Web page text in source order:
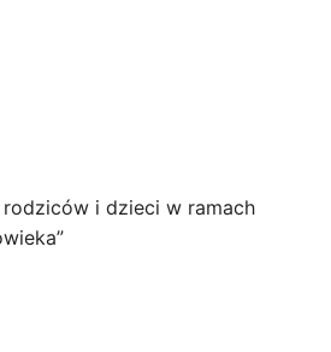
i dzieci w ramach